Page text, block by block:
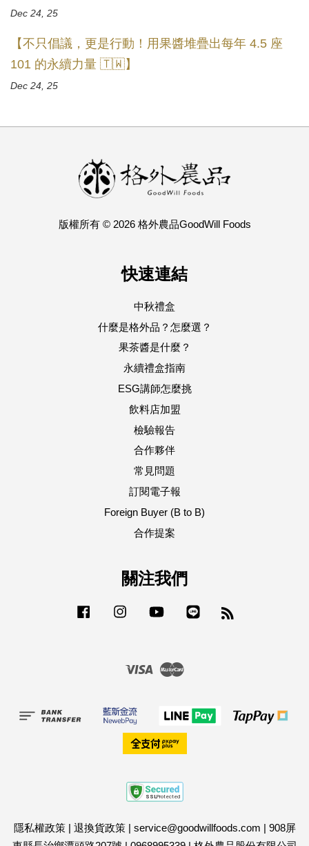
Dec 24, 25
【不只倡議，更是行動！用果醬堆疊出每年 4.5 座
101 的永續力量 🇹🇼】
Dec 24, 25
版權所有 © 2026 格外農品GoodWill Foods
快速連結
中秋禮盒
什麼是格外品？怎麼選？
果茶醬是什麼？
永續禮盒指南
ESG講師怎麼挑
飲料店加盟
檢驗報告
合作夥伴
常見問題
訂閱電子報
Foreign Buyer (B to B)
合作提案
關注我們
Facebook Instagram YouTube
Visa
隱私權政策| 退換貨政策| service@goodwillfoods.com | 908屏